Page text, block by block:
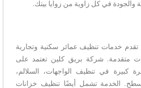
في كل زاوية من زوايا بيتك.
خدمات تنظيف عمائر سكنية وتجارية
متقدمة. شركة بريق كلين تعتمد على
كبيرة في تنظيف الواجهات، السلالم،
الخدمة تشمل أيضًا تنظيف خزانات